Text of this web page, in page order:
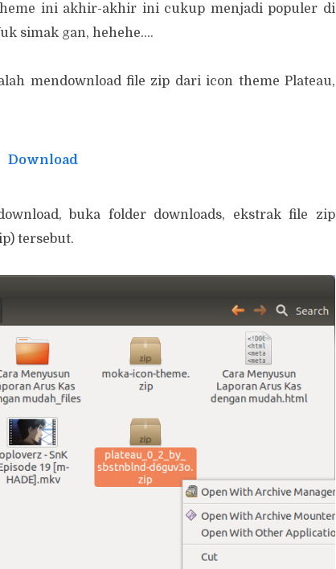
ini akhir-akhir ini cukup menjadi populer di
simak gan, hehehe....
mendownload file zip dari icon theme Plateau,
Download
buka folder downloads, ekstrak file zip
tersebut.